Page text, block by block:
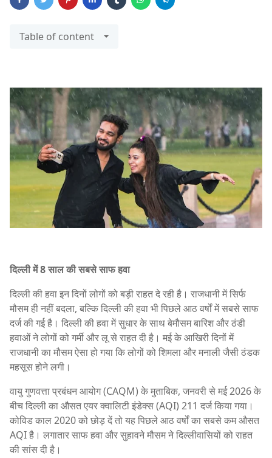
Table of content
दिल्ली में 8 साल की सबसे साफ हवा
दिल्ली की हवा इन दिनों लोगों को बड़ी राहत दे रही है। राजधानी में सिर्फ
मौसम ही नहीं बदला, बल्कि दिल्ली की हवा भी पिछले आठ वर्षों में सबसे साफ
दर्ज की गई है। दिल्ली की हवा में सुधार के साथ बेमौसम बारिश और ठंडी
हवाओं ने लोगों को गर्मी और लू से राहत दी है। मई के आखिरी दिनों में
राजधानी का मौसम ऐसा हो गया कि लोगों को शिमला और मनाली जैसी ठंडक
महसूस होने लगी।
वायु गुणवत्ता प्रबंधन आयोग (CAQM) के मुताबिक, जनवरी से मई 2026 के
बीच दिल्ली का औसत एयर क्वालिटी इंडेक्स (AQI) 211 दर्ज किया गया।
कोविड काल 2020 को छोड़ दें तो यह पिछले आठ वर्षों का सबसे कम औसत
AQI है। लगातार साफ हवा और सुहावने मौसम ने दिल्लीवासियों को राहत
की सांस दी है।